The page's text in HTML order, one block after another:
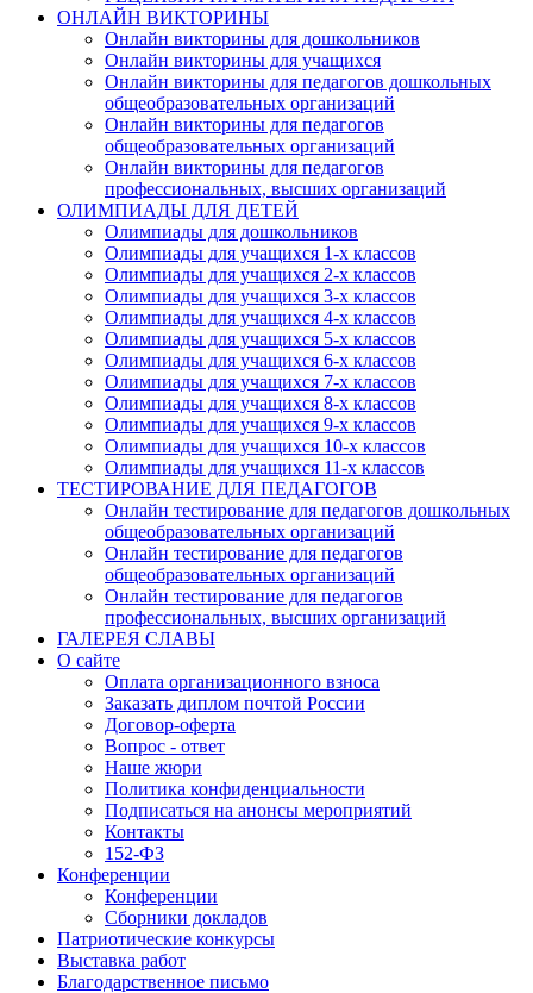
ОНЛАЙН ВИКТОРИНЫ
Онлайн викторины для дошкольников
Онлайн викторины для учащихся
Онлайн викторины для педагогов дошкольных
общеобразовательных организаций
Онлайн викторины для педагогов
общеобразовательных организаций
Онлайн викторины для педагогов
профессиональных, высших организаций
ОЛИМПИАДЫ ДЛЯ ДЕТЕЙ
Олимпиады для дошкольников
Олимпиады для учащихся 1-х классов
Олимпиады для учащихся 2-х классов
Олимпиады для учащихся 3-х классов
Олимпиады для учащихся 4-х классов
Олимпиады для учащихся 5-х классов
Олимпиады для учащихся 6-х классов
Олимпиады для учащихся 7-х классов
Олимпиады для учащихся 8-х классов
Олимпиады для учащихся 9-х классов
Олимпиады для учащихся 10-х классов
Олимпиады для учащихся 11-х классов
ТЕСТИРОВАНИЕ ДЛЯ ПЕДАГОГОВ
Онлайн тестирование для педагогов дошкольных
общеобразовательных организаций
Онлайн тестирование для педагогов
общеобразовательных организаций
Онлайн тестирование для педагогов
профессиональных, высших организаций
ГАЛЕРЕЯ СЛАВЫ
О сайте
Оплата организационного взноса
Заказать диплом почтой России
Договор-оферта
Вопрос - ответ
Наше жюри
Политика конфиденциальности
Подписаться на анонсы мероприятий
Контакты
152-ФЗ
Конференции
Конференции
Сборники докладов
Патриотические конкурсы
Выставка работ
Благодарственное письмо